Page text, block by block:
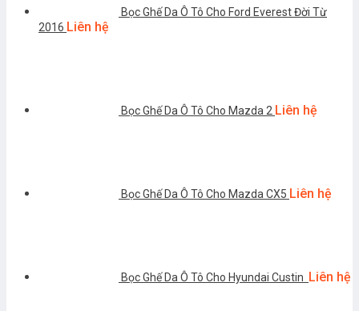
Bọc Ghế Da Ô Tô Cho Ford Everest Đời Từ
2016 Liên hệ
Bọc Ghế Da Ô Tô Cho Mazda 2 Liên hệ
Bọc Ghế Da Ô Tô Cho Mazda CX5 Liên hệ
Bọc Ghế Da Ô Tô Cho Hyundai Custin Liên hệ